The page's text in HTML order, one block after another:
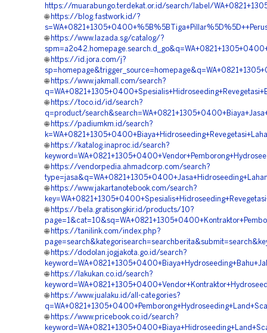
https://muarabungo.terdekat.or.id/search/label/
🌐 https://blog.fastwork.id/?
🌐 https://www.lazada.sg/catalog/?
🌐 https://id.jora.com/j?
🌐 https://www.jakmall.com/search?
🌐 https://toco.id/id/search?
q=product/
🌐 https://padiumkm.id/search?
🌐 https://katalog.inaproc.id/search?
🌐 https://vendorpedia.ahmadcorp.com/search?
🌐 https://www.jakartanotebook.com/search?
🌐 https://bela.gratisongkir.id/products/10?
🌐 https://tanilink.com/index.php?
🌐 https://dodolan.jogjakota.go.id/search?
🌐 https://lakukan.co.id/search?
🌐 https://www.jualaku.id/all-categories?
🌐 https://www.pricebook.co.id/search?